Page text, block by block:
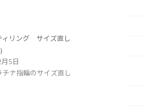
ィリング サイズ直し
5日
チナ指輪のサイズ直し